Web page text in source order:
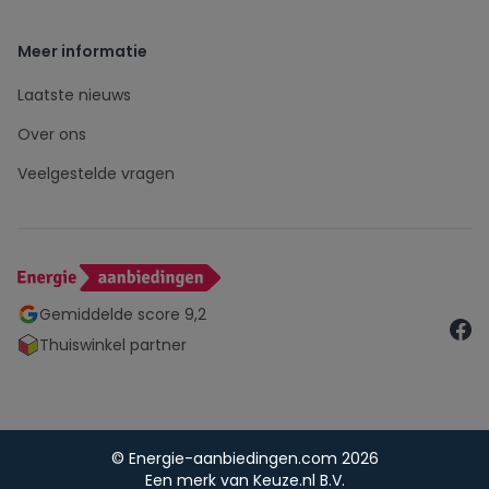
Gemiddelde score 9,2
Thuiswinkel partner
Meer informatie
Laatste nieuws
Over ons
Veelgestelde vragen
© Energie-aanbiedingen.com 2026
Een merk van Keuze.nl B.V.